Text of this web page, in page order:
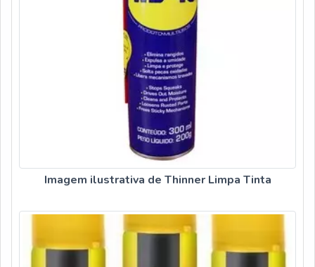
Imagem ilustrativa de Thinner Limpa Tinta